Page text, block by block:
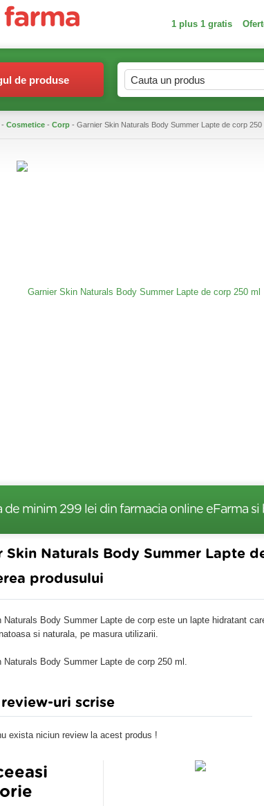
1 plus 1 gratis
de produse
- Cosmetice - Corp - Garnier Skin Naturals Body Summer Lapte de corp 250
de minim 299 lei din farmacia online eFarma
Skin Naturals Body Summer Lapte
produsului
Naturals Body Summer Lapte de corp este un lapte hidratant
si naturala, pe masura utilizarii.
Naturals Body Summer Lapte de corp 250 ml.
uri scrise
exista niciun review la acest produs !